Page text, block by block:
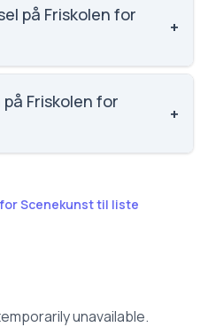
på Friskolen for
+
for Friskolen for
Friskolen for
+
Scenekunst til liste
unavailable.